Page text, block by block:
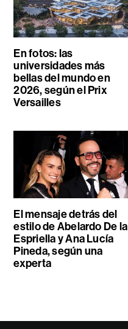
En fotos: las
universidades más
bellas del mundo en
2026, según el Prix
Versailles
El mensaje detrás del
estilo de Abelardo De la
Espriella y Ana Lucía
Pineda, según una
experta